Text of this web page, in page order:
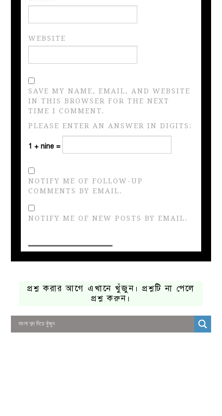
WEBSITE
SAVE MY NAME, EMAIL, AND WEBSITE
IN THIS BROWSER FOR THE NEXT
TIME I COMMENT.
PLEASE ENTER AN ANSWER IN DIGITS:
1 + nine =
NOTIFY ME OF FOLLOW-UP
COMMENTS BY EMAIL.
NOTIFY ME OF NEW POSTS BY EMAIL.
প্রশ্ন করার আগে এখানে খুঁজুন। প্রশ্নটি না পেলে
প্রশ্ন করুন।